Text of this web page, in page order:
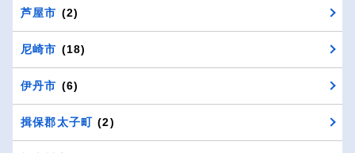
芦屋市 (2)
尼崎市 (18)
伊丹市 (6)
揖保郡太子町 (2)